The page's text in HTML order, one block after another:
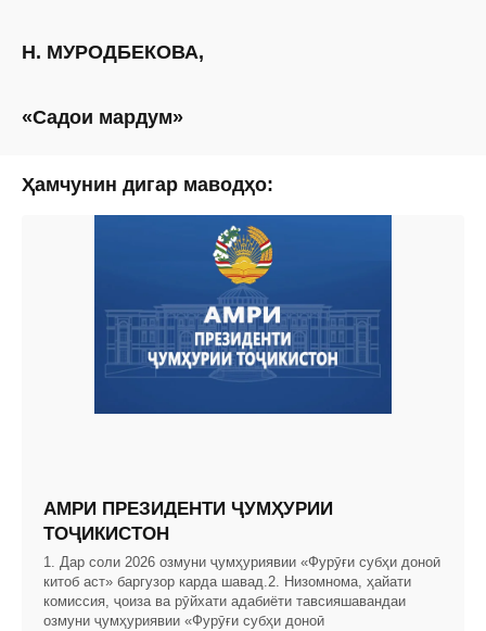
Н. МУРОДБЕКОВА,
«Садои мардум»
Ҳамчунин дигар маводҳо:
АМРИ ПРЕЗИДЕНТИ ҶУМҲУРИИ
ТОҶИКИСТОН
1. Дар соли 2026 озмуни ҷумҳуриявии «Фурӯғи субҳи доноӣ
китоб аст» баргузор карда шавад.2. Низомнома, ҳайати
комиссия, ҷоиза ва рӯйхати адабиёти тавсияшавандаи
озмуни ҷумҳуриявии «Фурӯғи субҳи доноӣ